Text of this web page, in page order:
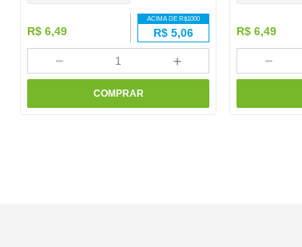
R$ 6,49
ACIMA DE R$1000
R$ 5,06
＋
－
COMPRAR
R$ 6,49
－